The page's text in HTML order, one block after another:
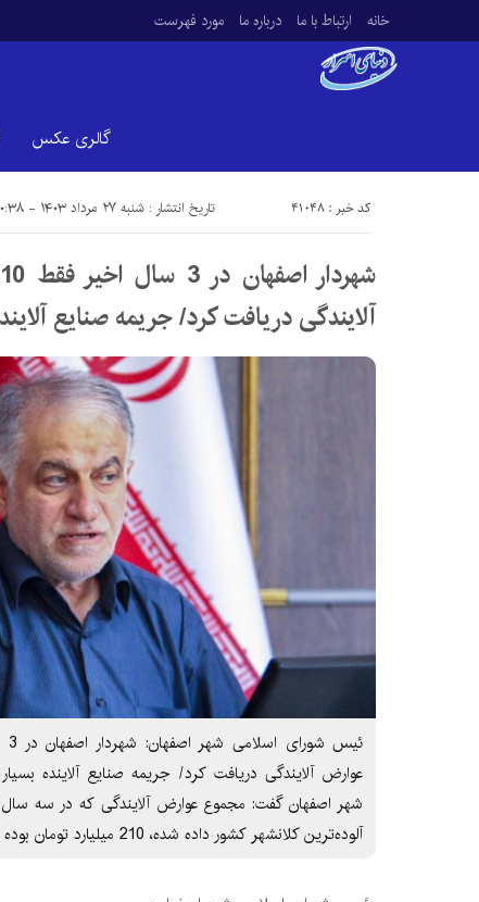
خانه ارتباط با ما درباره ما مورد فهرست
گالری عکس
تاریخ انتشار : شنبه ۲۷ مرداد ۱۴۰۳ - ۱۰:۳۸ کد خبر : 41048
آلایندگی دریافت کرد/ جریمه صنایع
عوارض آلایندگی دریافت کرد/ جریمه صنایع آلاینده
شهر اصفهان گفت: مجموع عوارض آلایندگی که در سه سال
آلوده‌ترین کلانشهر کشور داده شده، 210 میلیارد تومان بوده است، این